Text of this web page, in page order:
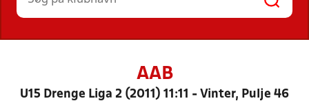
AAB
U15 Drenge Liga 2 (2011) 11:11 - Vinter, Pulje 46